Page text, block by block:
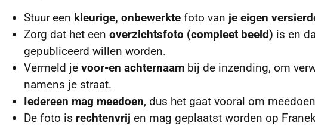
Stuur een kleurige, onbewerkte foto van je eigen
Zorg dat het een overzichtsfoto (compleet beeld) is en
gepubliceerd willen worden.
Vermeld je voor-en achternaam bij de inzending, om
namens je straat.
Iedereen mag meedoen, dus het gaat vooral om
De foto is rechtenvrij en mag geplaatst worden op